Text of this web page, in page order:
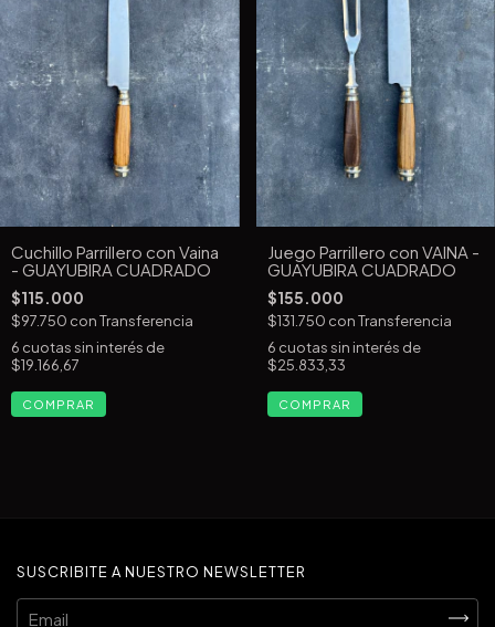
Cuchillo Parrillero con Vaina
- GUAYUBIRA CUADRADO
$115.000
$97.750 conTransferencia
6 cuotas sin interés de
$19.166,67
Juego Parrillero con VAINA -
GUAYUBIRA CUADRADO
$155.000
$131.750 conTransferencia
6 cuotas sin interés de
$25.833,33
SUSCRIBITE A NUESTRO NEWSLETTER